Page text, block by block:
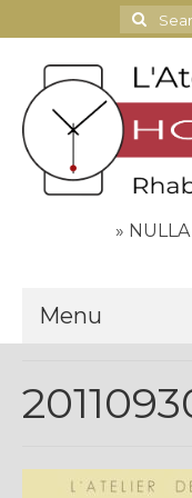
Search
for:
» NULLA
Menu
Contact
Espace Clients